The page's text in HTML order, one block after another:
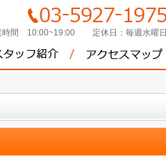
時間 10:00~19:00 定休日： 毎週水曜日